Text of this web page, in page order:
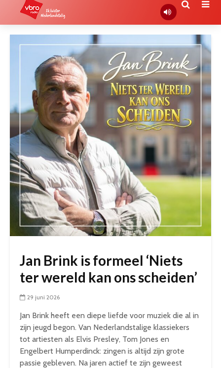
Jan Brink is formeel ‘Niets
ter wereld kan ons scheiden’
29 juni 2026
Jan Brink heeft een diepe liefde voor muziek die al in
zijn jeugd begon. Van Nederlandstalige klassiekers
tot artiesten als Elvis Presley, Tom Jones en
Engelbert Humperdinck: zingen is altijd zijn grote
passie gebleven. Na jaren actief te zijn geweest